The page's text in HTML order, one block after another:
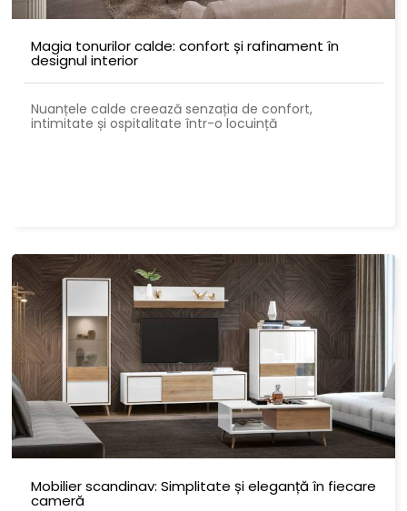
Magia tonurilor calde: confort și rafinament în
designul interior
Nuanțele calde creează senzația de confort,
intimitate și ospitalitate într-o locuință
Mobilier scandinav: Simplitate și eleganță în fiecare
cameră